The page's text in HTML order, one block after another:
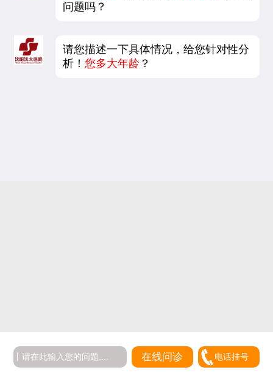
问题吗？
请您描述一下具体情况，给您针对性分
析！您多大年龄 ？
在线问诊 电话挂号